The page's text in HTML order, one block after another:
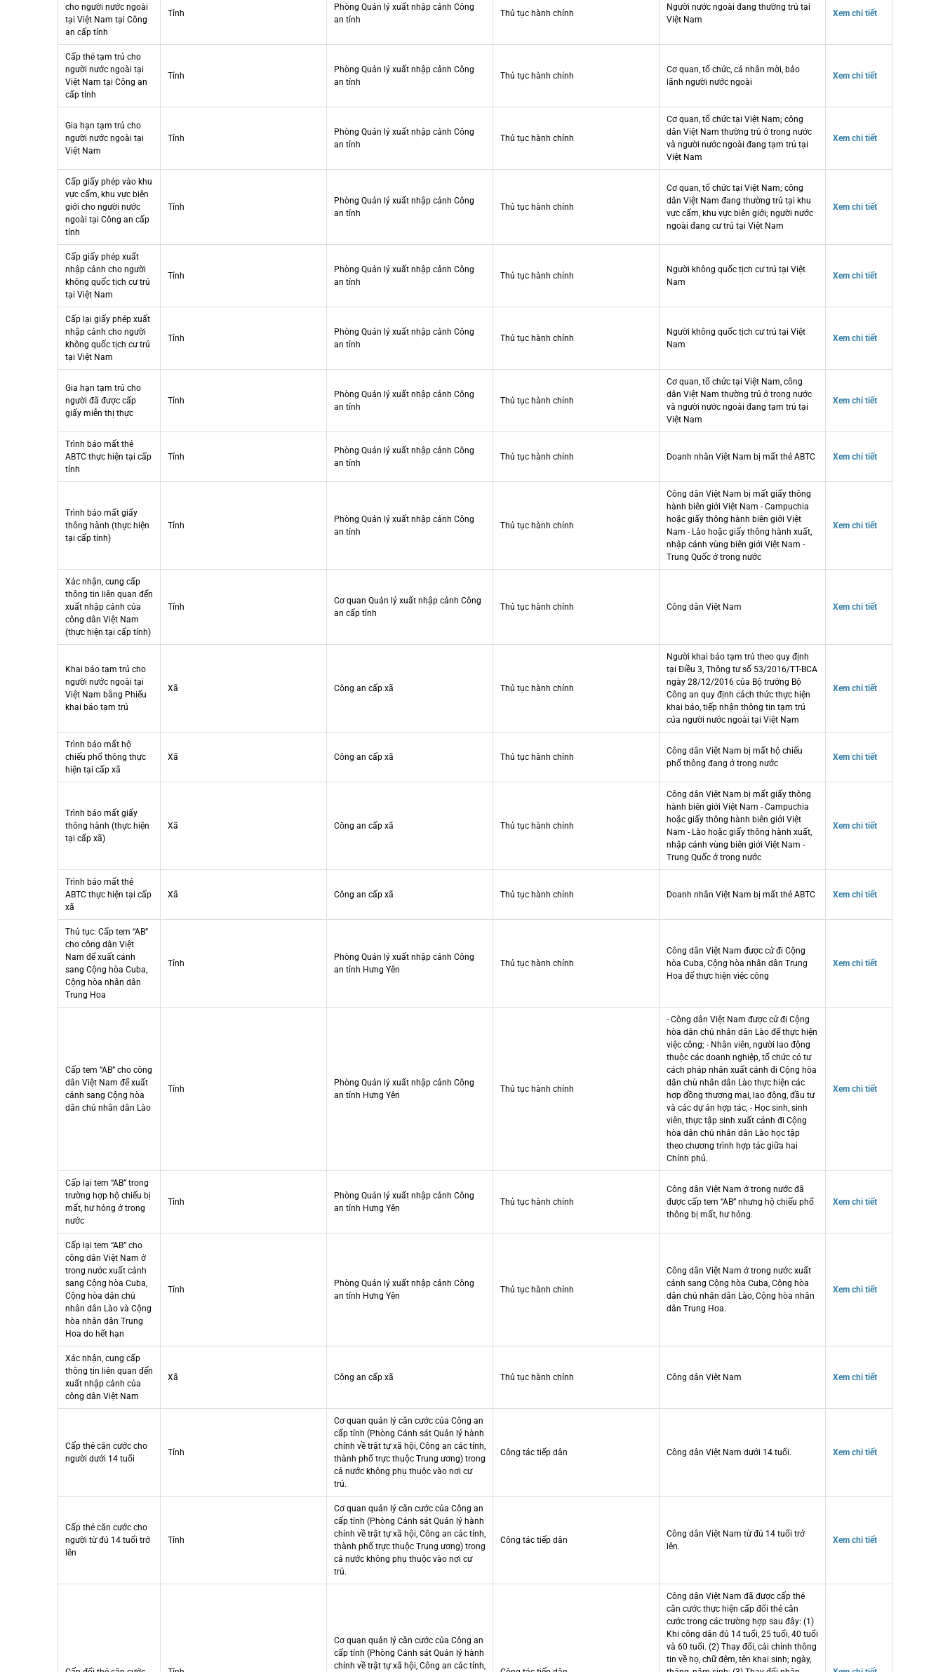
cho người nước ngoài
tại Việt Nam tại Công
an cấp tỉnh
Tỉnh
Phòng Quản lý xuất nhập cảnh Công
an tỉnh
Thủ tục hành chính
Người nước ngoài đang thường trú tại
Việt Nam
Xem chi tiết
Cấp thẻ tạm trú cho
người nước ngoài tại
Việt Nam tại Công an
cấp tỉnh
Tỉnh
Phòng Quản lý xuất nhập cảnh Công
an tỉnh
Thủ tục hành chính
Cơ quan, tổ chức, cá nhân mời, bảo
lãnh người nước ngoài
Xem chi tiết
Gia hạn tạm trú cho
người nước ngoài tại
Việt Nam
Tỉnh
Phòng Quản lý xuất nhập cảnh Công
an tỉnh
Thủ tục hành chính
Cơ quan, tổ chức tại Việt Nam; công
dân Việt Nam thường trú ở trong nước
và người nước ngoài đang tạm trú tại
Việt Nam
Xem chi tiết
Cấp giấy phép vào khu
vực cấm, khu vực biên
giới cho người nước
ngoài tại Công an cấp
tỉnh
Tỉnh
Phòng Quản lý xuất nhập cảnh Công
an tỉnh
Thủ tục hành chính
Cơ quan, tổ chức tại Việt Nam; công
dân Việt Nam đang thường trú tại khu
vực cấm, khu vực biên giới; người nước
ngoài đang cư trú tại Việt Nam
Xem chi tiết
Cấp giấy phép xuất
nhập cảnh cho người
không quốc tịch cư trú
tại Việt Nam
Tỉnh
Phòng Quản lý xuất nhập cảnh Công
an tỉnh
Thủ tục hành chính
Người không quốc tịch cư trú tại Việt
Nam
Xem chi tiết
Cấp lại giấy phép xuất
nhập cảnh cho người
không quốc tịch cư trú
tại Việt Nam
Tỉnh
Phòng Quản lý xuất nhập cảnh Công
an tỉnh
Thủ tục hành chính
Người không quốc tịch cư trú tại Việt
Nam
Xem chi tiết
Gia hạn tạm trú cho
người đã được cấp
giấy miễn thị thực
Tỉnh
Phòng Quản lý xuất nhập cảnh Công
an tỉnh
Thủ tục hành chính
Cơ quan, tổ chức tại Việt Nam, công
dân Việt Nam thường trú ở trong nước
và người nước ngoài đang tạm trú tại
Việt Nam
Xem chi tiết
Trình báo mất thẻ
ABTC thực hiện tại cấp
tỉnh
Tỉnh
Phòng Quản lý xuất nhập cảnh Công
an tỉnh
Thủ tục hành chính Doanh nhân Việt Nam bị mất thẻ ABTC Xem chi tiết
Trình báo mất giấy
thông hành (thực hiện
tại cấp tỉnh)
Tỉnh
Phòng Quản lý xuất nhập cảnh Công
an tỉnh
Thủ tục hành chính
Công dân Việt Nam bị mất giấy thông
hành biên giới Việt Nam - Campuchia
hoặc giấy thông hành biên giới Việt
Nam - Lào hoặc giấy thông hành xuất,
nhập cảnh vùng biên giới Việt Nam -
Trung Quốc ở trong nước
Xem chi tiết
Xác nhận, cung cấp
thông tin liên quan đến
xuất nhập cảnh của
công dân Việt Nam
(thực hiện tại cấp tỉnh)
Tỉnh
Cơ quan Quản lý xuất nhập cảnh Công
an cấp tỉnh
Thủ tục hành chính Công dân Việt Nam Xem chi tiết
Khai báo tạm trú cho
người nước ngoài tại
Việt Nam bằng Phiếu
khai báo tạm trú
Xã Công an cấp xã Thủ tục hành chính
Người khai báo tạm trú theo quy định
tại Điều 3, Thông tư số 53/2016/TT-BCA
ngày 28/12/2016 của Bộ trưởng Bộ
Công an quy định cách thức thực hiện
khai báo, tiếp nhận thông tin tạm trú
của người nước ngoài tại Việt Nam
Xem chi tiết
Trình báo mất hộ
chiếu phổ thông thực
hiện tại cấp xã
Xã Công an cấp xã Thủ tục hành chính
Công dân Việt Nam bị mất hộ chiếu
phổ thông đang ở trong nước
Xem chi tiết
Trình báo mất giấy
thông hành (thực hiện
tại cấp xã)
Xã Công an cấp xã Thủ tục hành chính
Công dân Việt Nam bị mất giấy thông
hành biên giới Việt Nam - Campuchia
hoặc giấy thông hành biên giới Việt
Nam - Lào hoặc giấy thông hành xuất,
nhập cảnh vùng biên giới Việt Nam -
Trung Quốc ở trong nước
Xem chi tiết
Trình báo mất thẻ
ABTC thực hiện tại cấp
xã
Xã Công an cấp xã Thủ tục hành chính Doanh nhân Việt Nam bị mất thẻ ABTC Xem chi tiết
Thủ tục: Cấp tem “AB”
cho công dân Việt
Nam để xuất cảnh
sang Cộng hòa Cuba,
Cộng hòa nhân dân
Trung Hoa
Tỉnh
Phòng Quản lý xuất nhập cảnh Công
an tỉnh Hưng Yên
Thủ tục hành chính
Công dân Việt Nam được cử đi Cộng
hòa Cuba, Cộng hòa nhân dân Trung
Hoa để thực hiện việc công
Xem chi tiết
Cấp tem “AB” cho công
dân Việt Nam để xuất
cảnh sang Cộng hòa
dân chủ nhân dân Lào
Tỉnh
Phòng Quản lý xuất nhập cảnh Công
an tỉnh Hưng Yên
Thủ tục hành chính
- Công dân Việt Nam được cử đi Cộng
hòa dân chủ nhân dân Lào để thực hiện
việc công; - Nhân viên, người lao động
thuộc các doanh nghiệp, tổ chức có tư
cách pháp nhân xuất cảnh đi Cộng hòa
dân chù nhân dân Lào thực hiện các
hợp đồng thương mại, lao động, đầu tư
và các dự án hợp tác; - Học sinh, sinh
viên, thực tập sinh xuất cảnh đi Cộng
hòa dân chủ nhân dân Lào học tập
theo chương trình hợp tác giữa hai
Chính phủ.
Xem chi tiết
Cấp lại tem “AB” trong
trường hợp hộ chiếu bị
mất, hư hỏng ở trong
nước
Tỉnh
Phòng Quản lý xuất nhập cảnh Công
an tỉnh Hưng Yên
Thủ tục hành chính
Công dân Việt Nam ở trong nước đã
được cấp tem “AB” nhưng hộ chiếu phổ
thông bị mất, hư hỏng.
Xem chi tiết
Cấp lại tem “AB” cho
công dân Việt Nam ở
trong nước xuất cảnh
sang Cộng hòa Cuba,
Cộng hòa dân chủ
nhân dân Lào và Cộng
hòa nhân dân Trung
Hoa do hết hạn
Tỉnh
Phòng Quản lý xuất nhập cảnh Công
an tỉnh Hưng Yên
Thủ tục hành chính
Công dân Việt Nam ở trong nước xuất
cảnh sang Cộng hòa Cuba, Cộng hòa
dân chủ nhân dân Lào, Cộng hòa nhân
dân Trung Hoa.
Xem chi tiết
Xác nhận, cung cấp
thông tin liên quan đến
xuất nhập cảnh của
công dân Việt Nam
Xã Công an cấp xã Thủ tục hành chính Công dân Việt Nam Xem chi tiết
Cấp thẻ căn cước cho
người dưới 14 tuổi
Tỉnh
Cơ quan quản lý căn cước của Công an
cấp tỉnh (Phòng Cảnh sát Quản lý hành
chính về trật tự xã hội, Công an các tỉnh,
thành phố trực thuộc Trung ương) trong
cả nước không phụ thuộc vào nơi cư
trú.
Công tác tiếp dân Công dân Việt Nam dưới 14 tuổi. Xem chi tiết
Cấp thẻ căn cước cho
người từ đủ 14 tuổi trở
lên
Tỉnh
Cơ quan quản lý căn cước của Công an
cấp tỉnh (Phòng Cảnh sát Quản lý hành
chính về trật tự xã hội, Công an các tỉnh,
thành phố trực thuộc Trung ương) trong
cả nước không phụ thuộc vào nơi cư
trú.
Công tác tiếp dân
Công dân Việt Nam từ đủ 14 tuổi trở
lên.
Xem chi tiết
Cơ quan quản lý căn cước của Công an
cấp tỉnh (Phòng Cảnh sát Quản lý hành
chính về trật tự xã hội, Công an các tỉnh,
Công dân Việt Nam đã được cấp thẻ
căn cước thực hiện cấp đổi thẻ căn
cước trong các trường hợp sau đây: (1)
Khi công dân đủ 14 tuổi, 25 tuổi, 40 tuổi
và 60 tuổi. (2) Thay đổi, cải chính thông
tin về họ, chữ đệm, tên khai sinh; ngày,